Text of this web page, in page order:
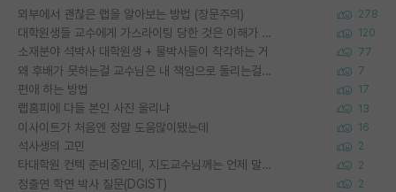
외부에서 괜찮은 랩을 알아보는 방법 (장문주의) 278
대학원생들 교수에게 가스라이팅 당한 것은 이해가 갑니다. 안타깝네요. 120
소재분야 석박사 대학원생 + 물박사들이 착각하는 거 77
왜 후배가 못하는걸 교수님은 내 책임으로 돌리는걸까요? 7
편애 하는 방법 17
랩홈피에 다들 본인 사진 올리냐 13
이사이트가 처음엔 정말 도움많이됐는데 16
석사생의 고민 2
타대학원 컨텍 준비중인데, 지도교수님께는 언제 말씀드려야 할까요? 2
정출연 학연 박사 질문(DGIST) 2